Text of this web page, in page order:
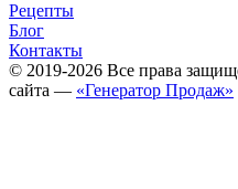
Рецепты
Блог
Контакты
© 2019-2026 Все права
сайта — «Генератор Продаж»